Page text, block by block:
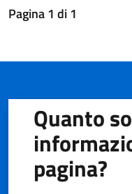
Pagina1 di1
Quanto
pagina?